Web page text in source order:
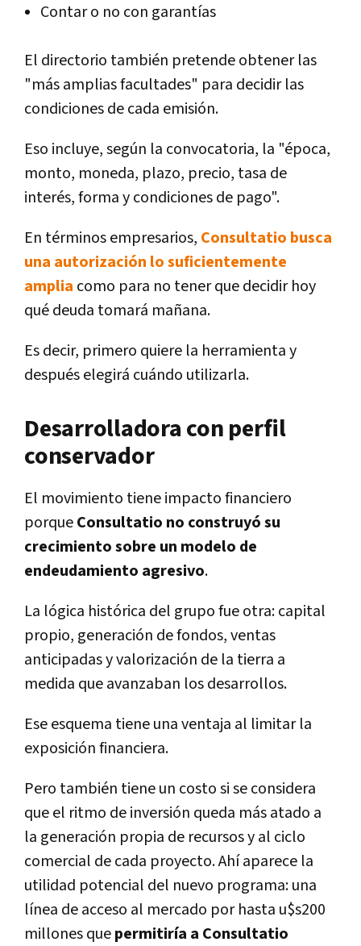
Contar o no con garantías
El directorio también pretende obtener las
"más amplias facultades" para decidir las
condiciones de cada emisión.
Eso incluye, según la convocatoria, la "época,
monto, moneda, plazo, precio, tasa de
interés, forma y condiciones de pago".
En términos empresarios, Consultatio busca
una autorización lo suficientemente
amplia como para no tener que decidir hoy
qué deuda tomará mañana.
Es decir, primero quiere la herramienta y
después elegirá cuándo utilizarla.
Desarrolladora con perfil
conservador
El movimiento tiene impacto financiero
porqueConsultatio no construyó su
crecimiento sobre un modelo de
endeudamiento agresivo.
La lógica histórica del grupo fue otra: capital
propio, generación de fondos, ventas
anticipadas y valorización de la tierra a
medida que avanzaban los desarrollos.
Ese esquema tiene una ventaja al limitar la
exposición financiera.
Pero también tiene un costo si se considera
que el ritmo de inversión queda más atado a
la generación propia de recursos y al ciclo
comercial de cada proyecto. Ahí aparece la
utilidad potencial del nuevo programa: una
línea de acceso al mercado por hasta u$s200
millones quepermitiría a Consultatio